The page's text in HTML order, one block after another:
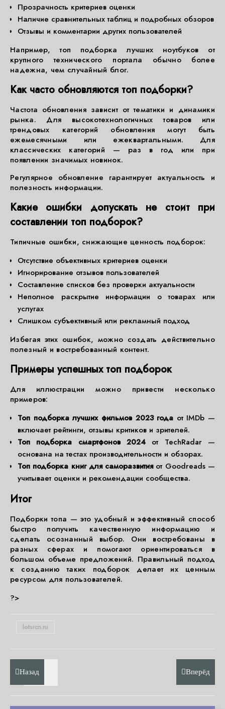
Прозрачность критериев оценки
Наличие сравнительных таблиц и подробных обзоров
Отзывы и комментарии других пользователей
Например, топ подборка лучших ноутбуков от
крупного технического портала обычно более
надежна, чем случайный блог.
Как часто обновляются топ подборки?
Частота обновления зависит от тематики и динамики
рынка. Для высокотехнологичных товаров или
трендовых категорий обновления могут быть
ежемесячными или ежеквартальными. Для
классических категорий — раз в год или при
появлении значимых новинок.
Регулярное обновление гарантирует актуальность и
полезность информации.
Какие ошибки допускать не стоит при
составлении топ подборок?
Типичные ошибки, снижающие ценность подборок:
Отсутствие объективных критериев оценки
Игнорирование отзывов пользователей
Составление списков без проверки актуальности
Неполное раскрытие информации о товарах или
услугах
Слишком субъективный или рекламный подход
Избегая этих ошибок, можно создать действительно
полезный и востребованный контент.
Примеры успешных топ подборок
Для иллюстрации можно привести несколько
примеров:
Топ подборка лучших фильмов 2023 года от IMDb —
включает рейтинги, отзывы критиков и зрителей.
Топ подборка смартфонов 2024от TechRadar —
основана на тестах производительности и обзорах.
Топ подборка книг для саморазвитияот Goodreads —
учитывает оценки и рекомендации сообщества.
Итог
Подборки топа — это удобный и эффективный способ
быстро получить качественную информацию и
сделать осознанный выбор. Они востребованы в
разных сферах и помогают ориентироваться в
большом объеме предложений. Правильный подход
к созданию таких подборок делает их ценным
ресурсом для пользователей.
?>
lotsrcn.ru
Назад Вперёд